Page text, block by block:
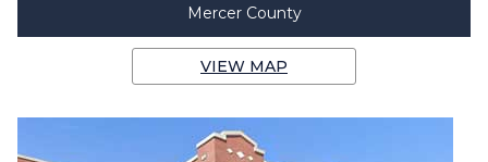
Mercer County
VIEW MAP